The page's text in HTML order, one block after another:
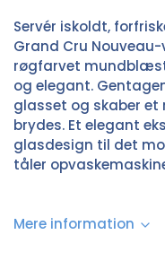
Servér iskoldt,
Grand Cru
røgfarvet
og elegant.
glasset og skaber et
brydes. Et elegant
glasdesign til det
tåler
Mere information